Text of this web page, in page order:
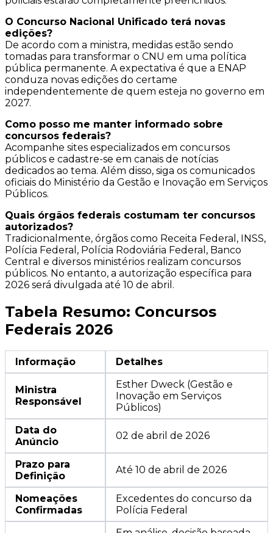
O Concurso Nacional Unificado terá novas
edições?
De acordo com a ministra, medidas estão sendo
tomadas para transformar o CNU em uma política
pública permanente. A expectativa é que a ENAP
conduza novas edições do certame
independentemente de quem esteja no governo em
2027.
Como posso me manter informado sobre
concursos federais?
Acompanhe sites especializados em concursos
públicos e cadastre-se em canais de notícias
dedicados ao tema. Além disso, siga os comunicados
oficiais do Ministério da Gestão e Inovação em Serviços
Públicos.
Quais órgãos federais costumam ter concursos
autorizados?
Tradicionalmente, órgãos como Receita Federal, INSS,
Polícia Federal, Polícia Rodoviária Federal, Banco
Central e diversos ministérios realizam concursos
públicos. No entanto, a autorização específica para
2026 será divulgada até 10 de abril.
Tabela Resumo: Concursos
Federais 2026
Informação Detalhes
Ministra
Responsável
Esther Dweck (Gestão e
Inovação em Serviços
Públicos)
Data do
Anúncio
02 de abril de 2026
Prazo para
Definição
Até 10 de abril de 2026
Nomeações
Confirmadas
Excedentes do concurso da
Polícia Federal